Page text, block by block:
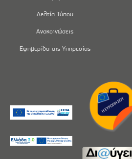
Δελτία Τύπου
Ανακοινώσεις
Εφημερίδα της Υπηρεσίας